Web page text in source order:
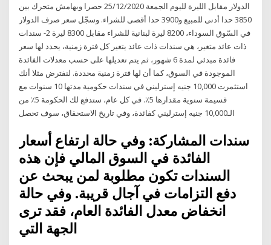
الدولار مقابل الليرة لليوم الجمعة 25/12/2020 حصرا وبهامش متحرك بين
3850 حدا أدنى للمبيع و3900 حدا أقصى للشراء. وسجّل سعر صرف الدولار
في السّوق السوداء، 8200 ليرة لبنانية للشراء مقابل 8300 ليرة 2- سندات
ذات عائد متغير، هي سندات ذات عائد يتغير كل فترة زمنية، يحدد لها سعر
فائدة مبدئي لمدة 6 شهور، ثم يتم تعديلها على حسب معدلات الفائدة
الموجودة في السوق، كما أن لها فترة زمنية محددة. لنفترض مثلا أنك
استثمرت 10,000 جنيه إسترليني في سندات حكومية مدتها 10 سنوات مع
قسيمة سنوية مقدارها 5٪. في كل عام، ستدفع لك الحكومة 5٪ من
الـ10,000 جنيه إسترليني كفائدة، وفي تاريخ الاستحقاق، سوف تحصل
سندات المشاركة: وفي حالة ارتفاع أسعار
الفائدة في السوق المالي فإن هذه
السندات تكون مطلوبة لمن يبحث عن
دفع التزامات في آجال قريبة. وفي حالة
انخفاض معدل الفائدة العام، فقد ترى
الجهة التي